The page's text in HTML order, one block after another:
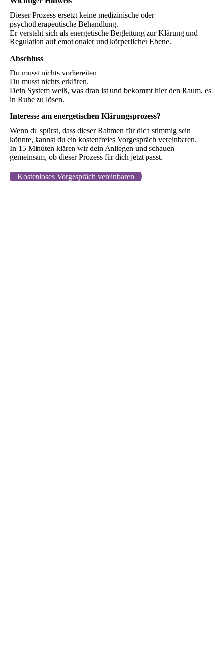
Dieser Prozess ersetzt keine medizinische oder
psychotherapeutische Behandlung.
Er versteht sich als energetische Begleitung zur Klärung und
Regulation auf emotionaler und körperlicher Ebene.
Abschluss
Du musst nichts vorbereiten.
Du musst nichts erklären.
Dein System weiß, was dran ist und bekommt hier den Raum, es
in Ruhe zu lösen.
Interesse am energetischen Klärungsprozess?
Wenn du spürst, dass dieser Rahmen für dich stimmig sein
könnte, kannst du ein kostenfreies Vorgespräch vereinbaren.
In 15 Minuten klären wir dein Anliegen und schauen
gemeinsam, ob dieser Prozess für dich jetzt passt.
Kostenloses Vorgespräch vereinbaren